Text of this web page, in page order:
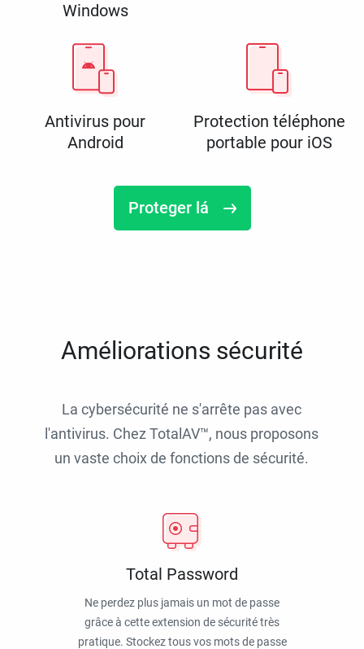
Windows
Antivirus pour
Android
Protection téléphone
portable pour iOS
Proteger lá
Améliorations sécurité
La cybersécurité ne s'arrête pas avec
l'antivirus. Chez TotalAV™, nous proposons
un vaste choix de fonctions de sécurité.
Total Password
Ne perdez plus jamais un mot de passe
grâce à cette extension de sécurité très
pratique. Stockez tous vos mots de passe